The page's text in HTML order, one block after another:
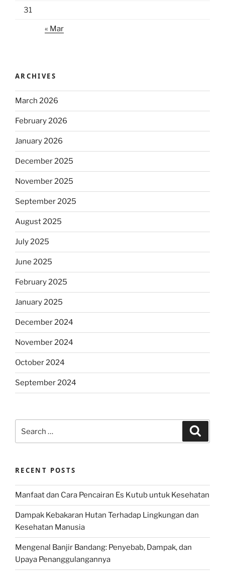
31
« Mar
ARCHIVES
March 2026
February 2026
January 2026
December 2025
November 2025
September 2025
August 2025
July 2025
June 2025
February 2025
January 2025
December 2024
November 2024
October 2024
September 2024
for:
RECENT POSTS
Manfaat dan Cara Pencairan Es Kutub untuk Kesehatan
Dampak Kebakaran Hutan Terhadap Lingkungan dan
Kesehatan Manusia
Mengenal Banjir Bandang: Penyebab, Dampak, dan
Upaya Penanggulangannya